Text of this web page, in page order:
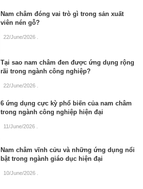
Nam châm đóng vai trò gì trong sản xuất
viên nén gỗ?
22/June/2026
Tại sao nam châm đen được ứng dụng rộng
rãi trong ngành công nghiệp?
22/June/2026
6 ứng dụng cực kỳ phổ biến của nam châm
trong ngành công nghiệp hiện đại
11/June/2026
Nam châm vĩnh cửu và những ứng dụng nổi
bật trong ngành giáo dục hiện đại
10/June/2026